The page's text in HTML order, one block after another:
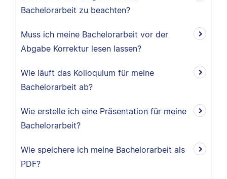
Bachelorarbeit zu beachten?
Muss ich meine Bachelorarbeit vor der
Abgabe Korrektur lesen lassen?
Wie läuft das Kolloquium für meine
Bachelorarbeit ab?
Wie erstelle ich eine Präsentation für meine
Bachelorarbeit?
Wie speichere ich meine Bachelorarbeit als
PDF?